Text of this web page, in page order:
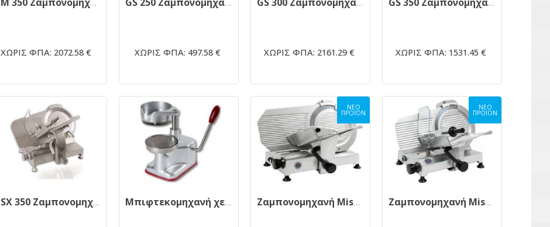
GM 350 Ζαμπονομηχανή
ΧΩΡΙΣ ΦΠΑ: 2072.58 €
GS 250 Ζαμπονομηχανή
ΧΩΡΙΣ ΦΠΑ: 497.58 €
GS 300 Ζαμπονομηχανή
ΧΩΡΙΣ ΦΠΑ: 2161.29 €
GS 350 Ζαμπονομηχανή
ΧΩΡΙΣ ΦΠΑ: 1531.45 €
GSX 350 Ζαμπονομηχανή Μπιφτεκομηχανή χειροκίνητη MISTRO-130
ΝΕΟ
ΠΡΟΪΟΝ
Ζαμπονομηχανή Mistro GS 350 με ιμάντα
ΝΕΟ
ΠΡΟΪΟΝ
Ζαμπονομηχανή Mistro GS 300E CE με ιμάντα